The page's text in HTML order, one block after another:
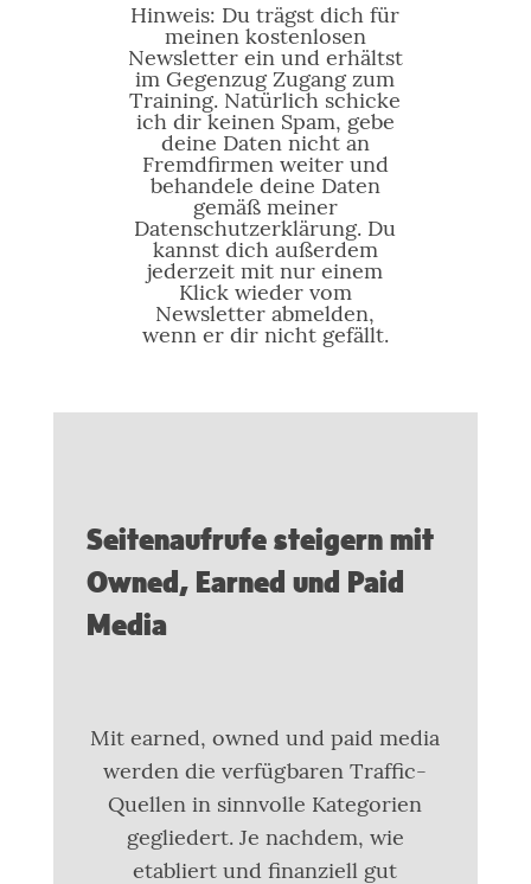
Hinweis: Du trägst dich für
meinen kostenlosen
Newsletter ein und erhältst
im Gegenzug Zugang zum
Training. Natürlich schicke
ich dir keinen Spam, gebe
deine Daten nicht an
Fremdfirmen weiter und
behandele deine Daten
gemäß meiner
Datenschutzerklärung. Du
kannst dich außerdem
jederzeit mit nur einem
Klick wieder vom
Newsletter abmelden,
wenn er dir nicht gefällt.
Seitenaufrufe steigern mit
Owned, Earned und Paid
Media
Mit earned, owned und paid media
werden die verfügbaren Traffic-
Quellen in sinnvolle Kategorien
gegliedert. Je nachdem, wie
etabliert und finanziell gut